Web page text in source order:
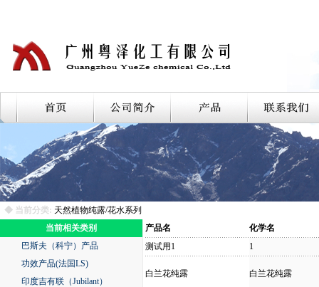
◆ 当前分类: 天然植物纯露/花水系列
当前相关类别
巴斯夫（科宁）产品
功效产品(法国LS)
印度吉有联（Jubilant）
产品名
化学名
测试用1
1
白兰花纯露 白兰花纯露